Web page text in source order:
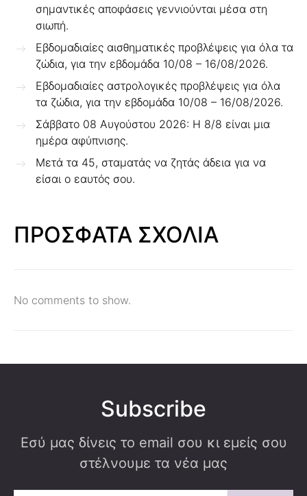
σημαντικές αποφάσεις γεννιούνται μέσα στη
σιωπή.
Εβδομαδιαίες αισθηματικές προβλέψεις για όλα τα
ζώδια, για την εβδομάδα 10/08 – 16/08/2026.
Εβδομαδιαίες αστρολογικές προβλέψεις για όλα
τα ζώδια, για την εβδομάδα 10/08 – 16/08/2026.
Σάββατο 08 Αυγούστου 2026: Η 8/8 είναι μια
ημέρα αφύπνισης.
Μετά τα 45, σταματάς να ζητάς άδεια για να
είσαι ο εαυτός σου.
ΠΡΟΣΦΑΤΑ ΣΧΟΛΙΑ
No comments to show.
Subscribe
Εσύ μας δίνεις το email σου κι εμείς σου
στέλνουμε τα νέα μας